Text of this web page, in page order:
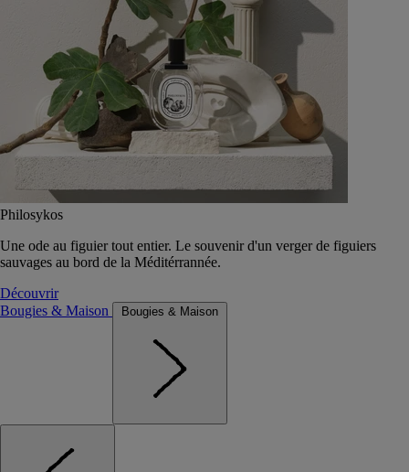
Philosykos
Une ode au figuier tout entier. Le souvenir d'un verger de figuiers
sauvages au bord de la Méditérrannée.
Découvrir
Bougies & Maison
Bougies & Maison